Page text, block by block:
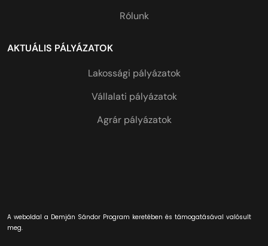
Rólunk
AKTUÁLIS PÁLYÁZATOK
Lakossági pályázatok
Vállalati pályázatok
Agrár pályázatok
A weboldal a Demján Sándor Program keretében és támogatásával valósult
meg.